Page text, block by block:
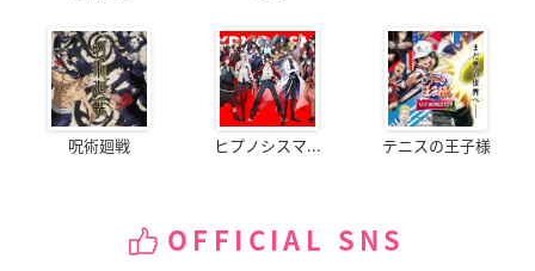
呪術廻戦 ヒプノシスマ... テニスの王子様
OFFICIAL SNS